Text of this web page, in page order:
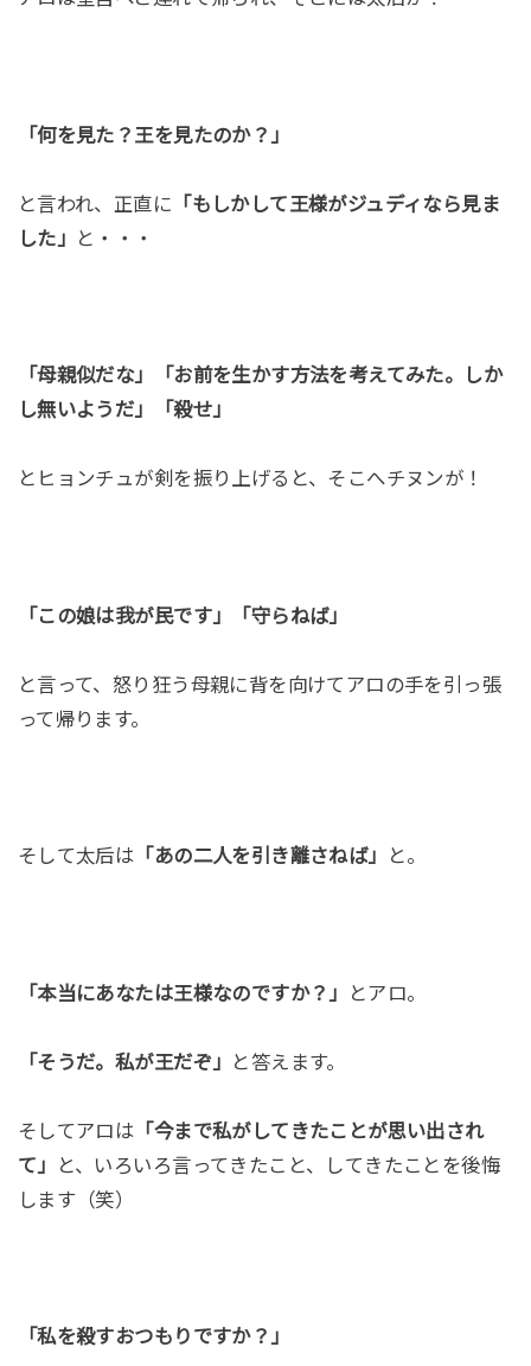
「何を見た？王を見たのか？」
と言われ、正直に 「もしかして王様がジュディなら見ま
した」
と・・・
「母親似だな」「お前を生かす方法を考えてみた。しか
し無いようだ」「殺せ」
とヒョンチュが剣を振り上げると、そこへチヌンが！
「この娘は我が民です」「守らねば」
と言って、怒り狂う母親に背を向けてアロの手を引っ張
って帰ります。
そして太后は 「あの二人を引き離さねば」 と。
「本当にあなたは王様なのですか？」 とアロ。
「そうだ。私が王だぞ」 と答えます。
そしてアロは 「今まで私がしてきたことが思い出され
て」
と、いろいろ言ってきたこと、してきたことを後悔
します（笑）
「私を殺すおつもりですか？」